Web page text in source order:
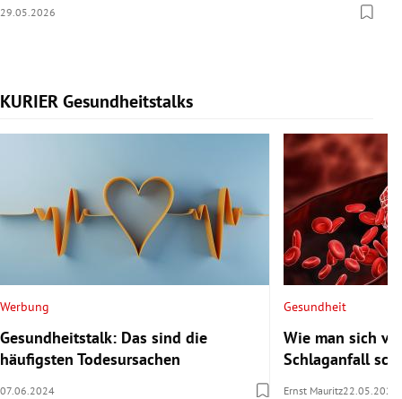
29.05.2026
KURIER Gesundheitstalks
Slide 1 von 7
Werbung
Gesundheitstalk: Das sind die
häufigsten Todesursachen
07.06.2024
Gesundheit
Wie man sich
Schlaganfall
Ernst Mauritz22.05.2024